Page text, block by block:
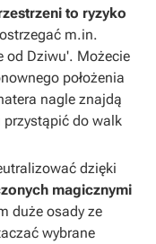
to ryzyko
m.in.
od Dziwu'. Możecie
położenia
nagle znajdą
przystąpić do walk
dzięki
magicznymi
duże osady ze
wybrane